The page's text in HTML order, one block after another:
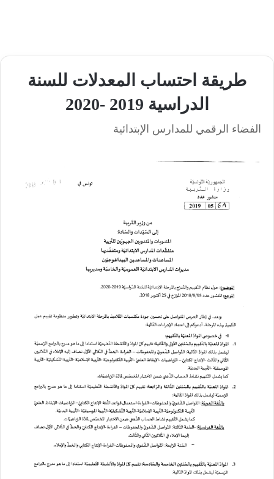
طريقة احتساب المعدلات للسنة
الدراسية 2019 -2020
الفضاء الرقمي للمدارس الإبتدائية